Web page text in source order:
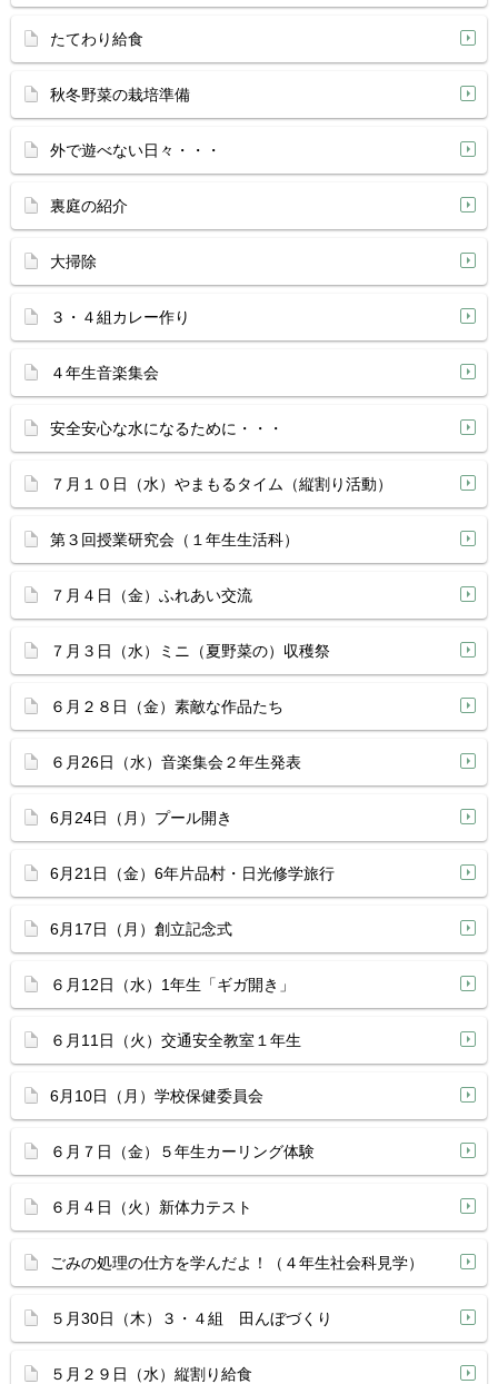
たてわり給食
秋冬野菜の栽培準備
外で遊べない日々・・・
裏庭の紹介
大掃除
３・４組カレー作り
４年生音楽集会
安全安心な水になるために・・・
７月１０日（水）やまもるタイム（縦割り活動）
第３回授業研究会（１年生生活科）
７月４日（金）ふれあい交流
７月３日（水）ミニ（夏野菜の）収穫祭
６月２８日（金）素敵な作品たち
６月26日（水）音楽集会２年生発表
6月24日（月）プール開き
6月21日（金）6年片品村・日光修学旅行
6月17日（月）創立記念式
６月12日（水）1年生「ギガ開き」
６月11日（火）交通安全教室１年生
6月10日（月）学校保健委員会
６月７日（金）５年生カーリング体験
６月４日（火）新体力テスト
ごみの処理の仕方を学んだよ！（４年生社会科見学）
５月30日（木）３・４組 田んぼづくり
５月２９日（水）縦割り給食